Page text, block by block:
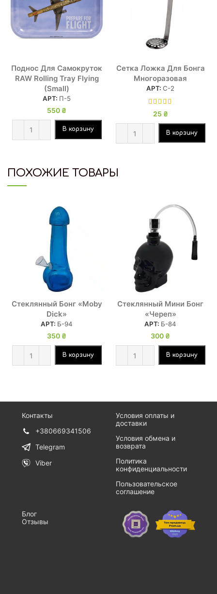
Поднос Для Самокруток
RAW Rolling Tray Flying
(Small)
АРТ: П-5
550 ₴
В корзину
Сетка Ложка Для Бонга
Многоразовая
АРТ: С-2
25 ₴
В корзину
ПОХОЖИЕ ТОВАРЫ
Стеклянный Бонг «Moby
Dick»
АРТ: Б-94
350 ₴
В корзину
Стеклянный Мини Бонг
«Череп»
АРТ: Б-84
300 ₴
В корзину
Контакты
+380669341506
Telegram
Viber
Условия оплаты и
доставки
Условия обмена и
возврата
Политика
конфиденциальности
Пользовательское
соглашение
Блог
Отзывы